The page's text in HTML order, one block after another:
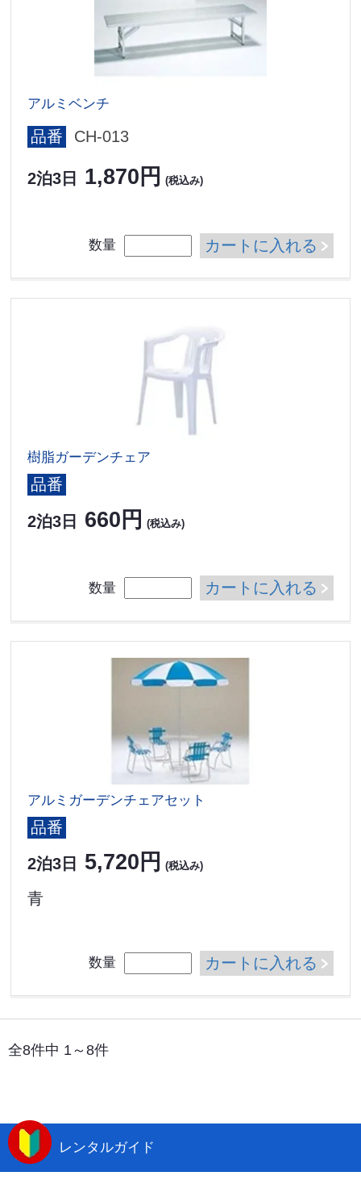
アルミベンチ
品番 CH-013
2泊3日 1,870円 (税込み)
数量 カートに入れる
樹脂ガーデンチェア
品番
2泊3日 660円 (税込み)
数量 カートに入れる
アルミガーデンチェアセット
品番
2泊3日 5,720円 (税込み)
青
数量 カートに入れる
全8件中 1～8件
レンタルガイド